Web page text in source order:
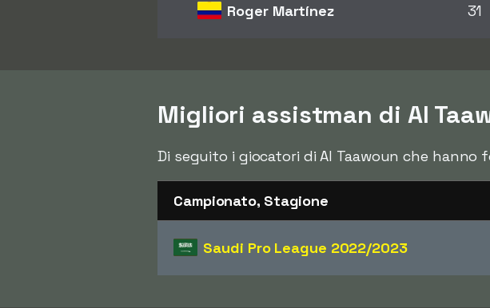
Roger Martínez 31
Migliori assistman di Al
Di seguito i giocatori di Al Taawoun che
Campionato, Stagione
Saudi Pro League 2022/2023